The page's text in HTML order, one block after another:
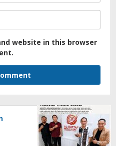
website in this browser